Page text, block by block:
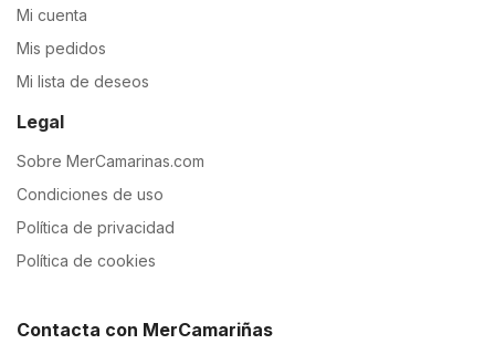
Mi cuenta
Mis pedidos
Mi lista de deseos
Legal
Sobre MerCamarinas.com
Condiciones de uso
Política de privacidad
Política de cookies
Contacta con MerCamariñas